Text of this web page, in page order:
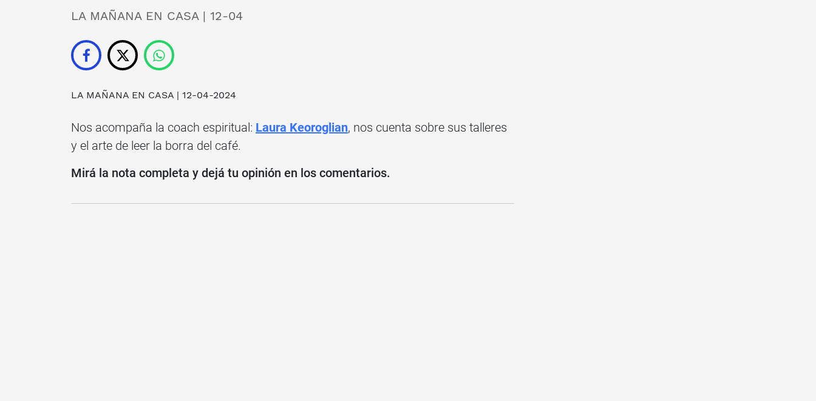
LA MAÑANA EN CASA | 12-04
LA MAÑANA EN CASA | 12-04-2024
Nos acompaña la coach espiritual: Laura Keoroglian, nos cuenta sobre sus talleres
y el arte de leer la borra del café.
Mirá la nota completa y dejá tu opinión en los comentarios.